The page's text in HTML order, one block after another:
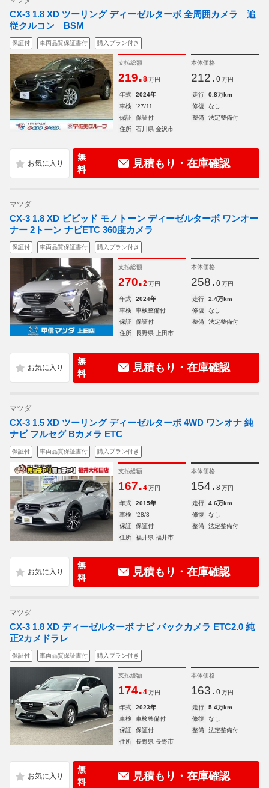
CX-3 1.8 XD ツーリング ディーゼルターボ 全周囲カメラ 追
従クルコン BSM
保証付 車両品質保証書付 購入プラン付き
支払総額
219.8 万円
本体価格
212. 0 万円
年式 2024年 走行
0.8万km
車検
'27/11 修復
なし
保証
保証付 整備
法定整備付
住所
石川県 金沢市
無
料
見積もり・在庫確認
マツダ
CX-3 1.8 XD ビビッド モノトーン ディーゼルターボ ワンオー
ナー 2トーン ナビETC 360度カメラ
保証付 車両品質保証書付 購入プラン付き
支払総額
270.2 万円
本体価格
258. 0 万円
年式 2024年 走行
2.4万km
車検
車検整備付 修復
なし
保証
保証付 整備
法定整備付
住所
長野県 上田市
無
料
見積もり・在庫確認
マツダ
CX-3 1.5 XD ツーリング ディーゼルターボ 4WD ワンオナ 純
ナビ フルセグ Bカメラ ETC
保証付 車両品質保証書付 購入プラン付き
支払総額
167.4 万円
本体価格
154. 8 万円
年式 2015年 走行
4.6万km
車検
'28/3 修復
なし
保証
保証付 整備
法定整備付
住所
福井県 福井市
無
料
見積もり・在庫確認
マツダ
CX-3 1.8 XD ディーゼルターボ ナビ バックカメラ ETC2.0 純
正2カメドラレ
保証付 車両品質保証書付 購入プラン付き
支払総額
174.4 万円
本体価格
163. 0 万円
年式 2023年 走行
5.4万km
車検
車検整備付 修復
なし
保証
保証付 整備
法定整備付
住所
長野県 長野市
無
料
見積もり・在庫確認